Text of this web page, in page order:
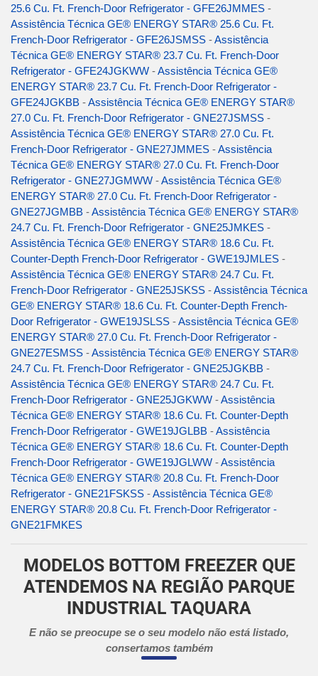
25.6 Cu. Ft. French-Door Refrigerator - GFE26JMMES -
Assistência Técnica GE® ENERGY STAR® 25.6 Cu. Ft.
French-Door Refrigerator - GFE26JSMSS -Assistência
Técnica GE® ENERGY STAR® 23.7 Cu. Ft. French-Door
Refrigerator - GFE24JGKWW -Assistência Técnica GE®
ENERGY STAR® 23.7 Cu. Ft. French-Door Refrigerator -
GFE24JGKBB -Assistência Técnica GE® ENERGY STAR®
27.0 Cu. Ft. French-Door Refrigerator - GNE27JSMSS -
Assistência Técnica GE® ENERGY STAR® 27.0 Cu. Ft.
French-Door Refrigerator - GNE27JMMES -Assistência
Técnica GE® ENERGY STAR® 27.0 Cu. Ft. French-Door
Refrigerator - GNE27JGMWW -Assistência Técnica GE®
ENERGY STAR® 27.0 Cu. Ft. French-Door Refrigerator -
GNE27JGMBB -Assistência Técnica GE® ENERGY STAR®
24.7 Cu. Ft. French-Door Refrigerator - GNE25JMKES -
Assistência Técnica GE® ENERGY STAR® 18.6 Cu. Ft.
Counter-Depth French-Door Refrigerator - GWE19JMLES -
Assistência Técnica GE® ENERGY STAR® 24.7 Cu. Ft.
French-Door Refrigerator - GNE25JSKSS -Assistência Técnica
GE® ENERGY STAR® 18.6 Cu. Ft. Counter-Depth French-
Door Refrigerator - GWE19JSLSS -Assistência Técnica GE®
ENERGY STAR® 27.0 Cu. Ft. French-Door Refrigerator -
GNE27ESMSS -Assistência Técnica GE® ENERGY STAR®
24.7 Cu. Ft. French-Door Refrigerator - GNE25JGKBB -
Assistência Técnica GE® ENERGY STAR® 24.7 Cu. Ft.
French-Door Refrigerator - GNE25JGKWW -Assistência
Técnica GE® ENERGY STAR® 18.6 Cu. Ft. Counter-Depth
French-Door Refrigerator - GWE19JGLBB -Assistência
Técnica GE® ENERGY STAR® 18.6 Cu. Ft. Counter-Depth
French-Door Refrigerator - GWE19JGLWW -Assistência
Técnica GE® ENERGY STAR® 20.8 Cu. Ft. French-Door
Refrigerator - GNE21FSKSS -Assistência Técnica GE®
ENERGY STAR® 20.8 Cu. Ft. French-Door Refrigerator -
GNE21FMKES
MODELOS BOTTOM FREEZER QUE
ATENDEMOS NA REGIÃO PARQUE
INDUSTRIAL TAQUARA
E não se preocupe se o seu modelo não está listado,
consertamos também